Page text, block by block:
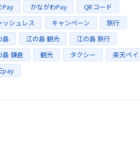
Pay
かながわPay
QRコード
ッシュレス
キャンペーン 旅行
島 江の島 観光 江の島 旅行
島 鎌倉 観光 タクシー 楽天ペイ
pay